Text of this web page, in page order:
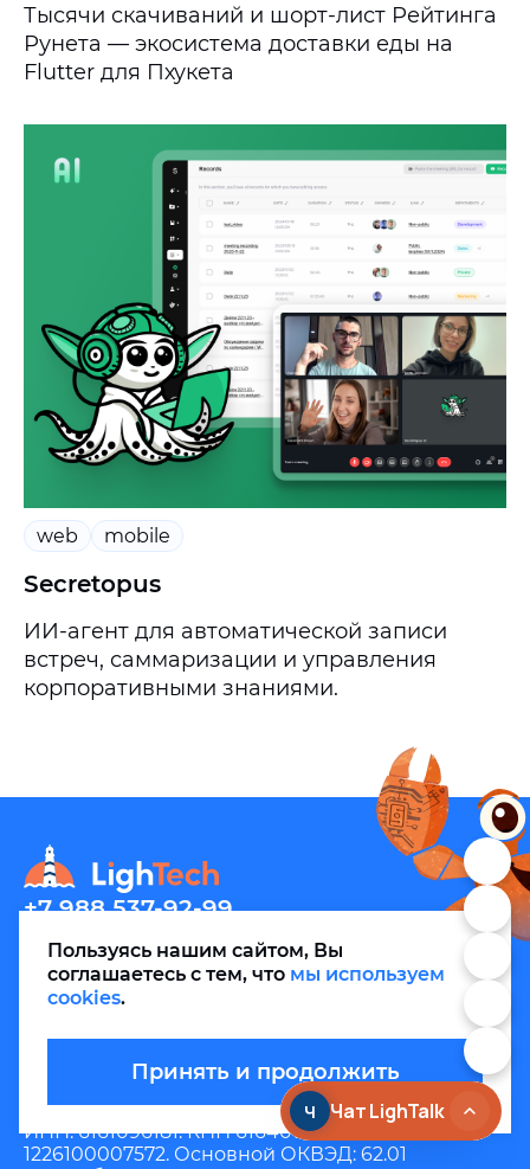
Тысячи скачиваний и шорт-лист Рейтинга
Рунета — экосистема доставки еды на
Flutter для Пхукета
web mobile
Secretopus
ИИ-агент для автоматической записи
встреч, саммаризации и управления
корпоративными знаниями.
+7 988 537-92-99
info@m.thelightech.com
Политика конфиденциальности
Сведения об ИТ-деятельности
ИНН: 6161096181. КПП 616401001. ОГРН
1226100007572. Основной ОКВЭД: 62.01
Пользуясь нашим сайтом, Вы
соглашаетесь с тем, что мы используем
cookies.
Принять и продолжить